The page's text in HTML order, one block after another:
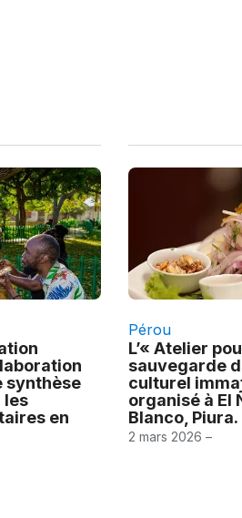
synthèse
les
en
Pérou
L’« Atelier
sauvegarde
culturel
organisé à El
Blanco, Piura.
2 mars 2026 –